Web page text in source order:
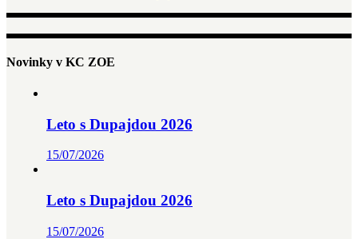
Novinky v KC ZOE
Leto s Dupajdou 2026
15/07/2026
Leto s Dupajdou 2026
15/07/2026